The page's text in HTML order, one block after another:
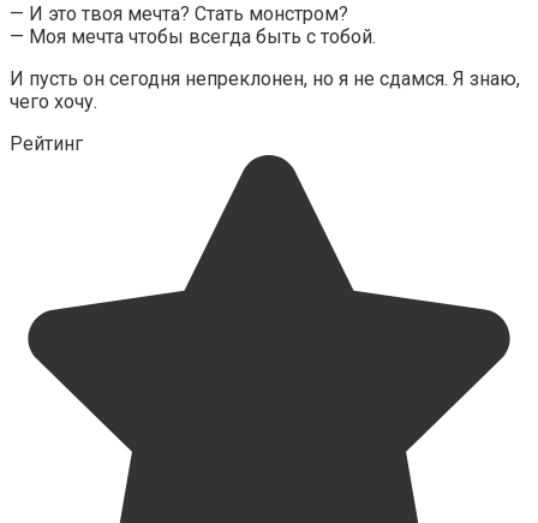
— И это твоя мечта? Стать монстром?
— Моя мечта чтобы всегда быть с тобой.
И пусть он сегодня непреклонен, но я не сдамся. Я знаю,
чего хочу.
Рейтинг